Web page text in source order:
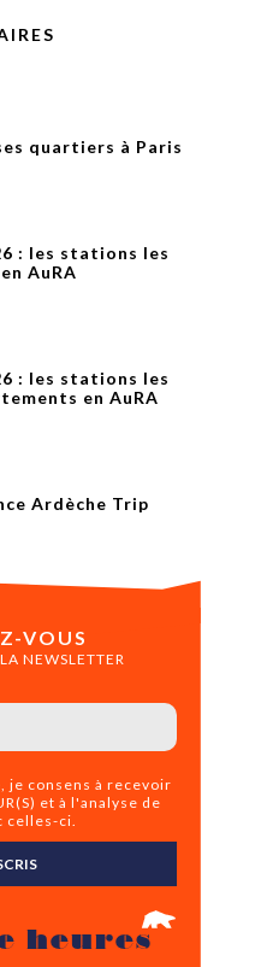
quartiers à Paris
: les stations les
AuRA
: les stations les
en AuRA
Ardèche Trip
VOUS
NEWSLETTER
je consens à recevoir
et à l'analyse de
celles-ci.
heures